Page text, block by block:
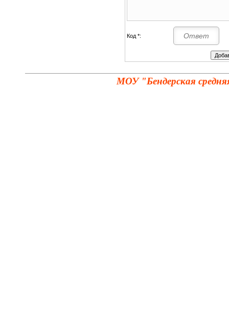
Код *:
МОУ "Бендерская